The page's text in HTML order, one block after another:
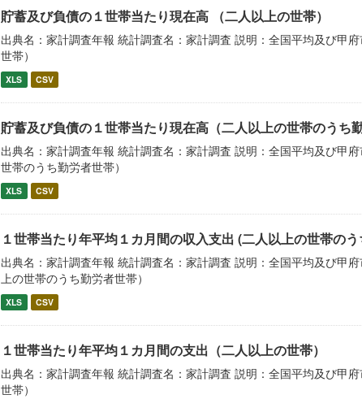
貯蓄及び負債の１世帯当たり現在高 （二人以上の世帯）
出典名：家計調査年報 統計調査名：家計調査 説明：全国平均及び甲
世帯）
XLS CSV
貯蓄及び負債の１世帯当たり現在高（二人以上の世帯のうち
出典名：家計調査年報 統計調査名：家計調査 説明：全国平均及び甲
世帯のうち勤労者世帯）
XLS CSV
１世帯当たり年平均１カ月間の収入支出 (二人以上の世帯のう
出典名：家計調査年報 統計調査名：家計調査 説明：全国平均及び甲
上の世帯のうち勤労者世帯）
XLS CSV
１世帯当たり年平均１カ月間の支出（二人以上の世帯）
出典名：家計調査年報 統計調査名：家計調査 説明：全国平均及び甲
世帯）